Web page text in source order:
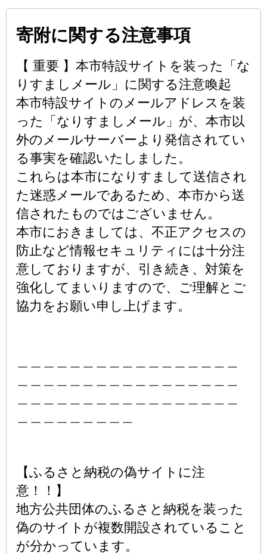
寄附に関する注意事項
【 重要 】本市特設サイトを装った「な
りすましメール」に関する注意喚起
本市特設サイトのメールアドレスを装
った「なりすましメール」が、本市以
外のメールサーバーより発信されてい
る事実を確認いたしました。
これらは本市になりすまして送信され
た迷惑メールであるため、本市から送
信されたものではございません。
本市におきましては、不正アクセスの
防止など情報セキュリティには十分注
意しておりますが、引き続き、対策を
強化してまいりますので、ご理解とご
協力をお願い申し上げます。
【ふるさと納税の偽サイトに注
意！！】
地方公共団体のふるさと納税を装った
偽のサイトが複数開設されていること
が分かっています。